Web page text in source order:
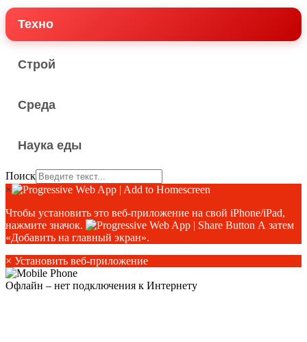
Техно
Строй
Среда
Наука еды
Поиск
×
Чтобы установить это веб-приложение на свой iPhone/iPad,
нажмите значок.
А затем
«Добавить на главный экран».
× Установить веб-приложение
Офлайн – нет подключения к Интернету